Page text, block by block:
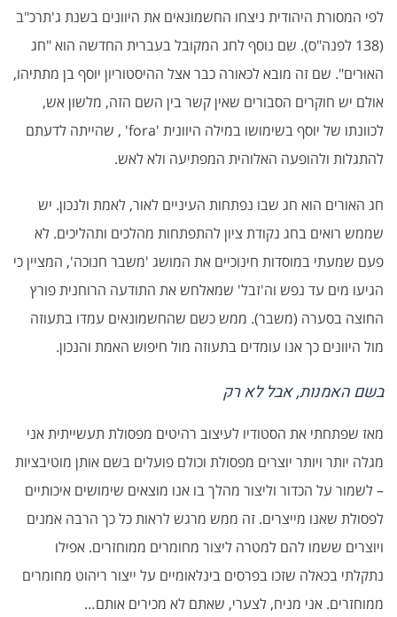
לפי המסורת היהודית ניצחו החשמונאים את היוונים בשנת ג'תרכ"ב
(138 לפנה"ס). שם נוסף לחג המקובל בעברית החדשה הוא "חג
האוּרים". שם זה מובא לכאורה כבר אצל ההיסטוריון יוסף בן מתתיהו,
אולם יש חוקרים הסבורים שאין קשר בין השם הזה, מלשון אש,
לכוונתו של יוסף בשימושו במילה היוונית 'fora' , שהייתה לדעתם
להתגלות ולהופעה האלוהית המפתיעה ולא לאש.
חג האורים הוא חג שבו נפתחות העיניים לאור, לאמת ולנכון. יש
שממש רואים בחג נקודת ציון להתפתחות מהלכים ותהליכים. לא
פעם שמעתי במוסדות חינוכיים את המושג 'משבר חנוכה', המציין כי
הגיעו מים עד נפש וה'זבל' שמאלחש את התודעה הרוחנית פורץ
החוצה בסערה (משבר). ממש כשם שהחשמונאים עמדו בתעוזה
מול היוונים כך אנו עומדים בתעוזה מול חיפוש האמת והנכון.
בשם האמנות, אבל לא רק
מאז שפתחתי את הסטודיו לעיצוב רהיטים מפסולת תעשייתית אני
מגלה יותר ויותר יוצרים מפסולת וכולם פועלים בשם אותן מוטיבציות
– לשמור על הכדור וליצור מהלך בו אנו מוצאים שימושים איכותיים
לפסולת שאנו מייצרים. זה ממש מרגש לראות כל כך הרבה אמנים
ויוצרים ששמו להם למטרה ליצור מחומרים ממוחזרים. אפילו
נתקלתי בכאלה שזכו בפרסים בינלאומיים על ייצור ריהוט מחומרים
ממוחזרים. אני מניח, לצערי, שאתם לא מכירים אותם…